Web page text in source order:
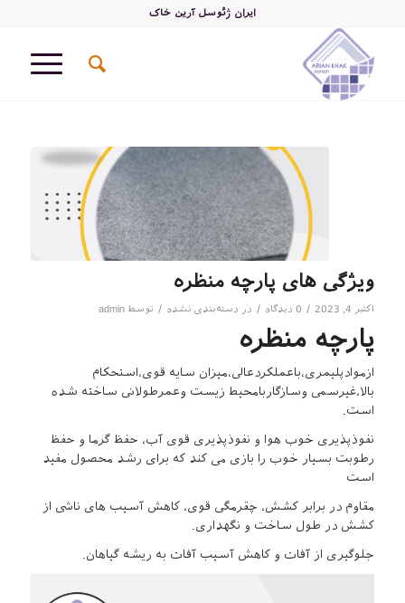
ایران ژئوسل آرین خاک
ویژگی های پارچه منظره
اکتبر 4, 2023 / 0 دیدگاه / در دسته‌بندی نشده / توسط admin
پارچه منظره
ازموادپلیمری،باعملکردعالی،میزان سایه قوی،استحکام
بالا،غیرسمی وسازگاربامحیط زیست وعمرطولانی ساخته شده
است.
نفوذپذیری خوب هوا و نفوذپذیری قوی آب، حفظ گرما و حفظ
رطوبت بسیار خوب را بازی می کند که برای رشد محصول مفید
است
مقاوم در برابر کشش، چقرمگی قوی، کاهش آسیب های ناشی از
کشش در طول ساخت و نگهداری.
جلوگیری از آفات و کاهش آسیب آفات به ریشه گیاهان.